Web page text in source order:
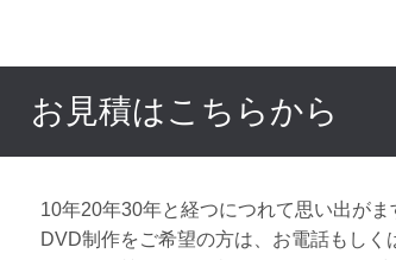
お見積はこちらから
10年20年30年と経つにつれて思い出が
DVD制作をご希望の方は、お電話もしく